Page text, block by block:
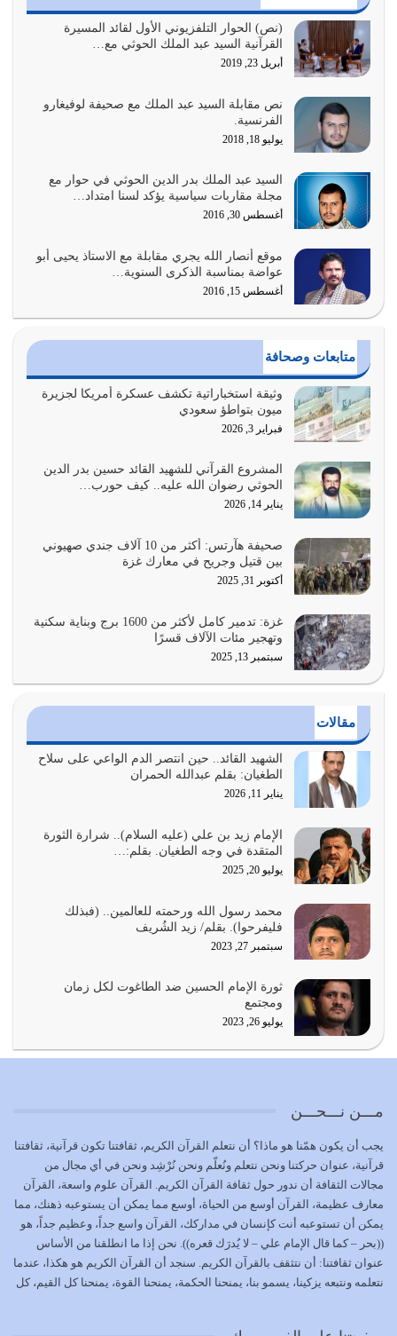
السبب الرئيسي لشقاء الأمة الابتعاد عن كتاب الله والتعدي
لحدود الله بالإضافات للدين
أغسطس 1, 2026
أبرز أسباب الشقاء هو الإعراض عن ذكر الله وعن هدى الله
المتمثل في القرآن الكريم
يوليو 31, 2026
أولياء الشيطان كلما كانوا أكثر ولاءً وطاعة للشيطان كلما كانوا
أكثر ضعفاً
يوليو 30, 2026
وعد الله تعالى من يُقتل في سبيله بالحياة الأبدية والرزق
والاستبشار والنجاة والخلود في…
يوليو 29, 2026
القرآن الكريم هو أهم مصدر لمعرفة رسول الله معرفة سيرته
معرفة شخصيته معرفة عظمته
يوليو 28, 2026
هل نحن من الصالحين؟ قيِّم نفسك هنا اترك القرآن على أصله
وأعرض نفسك، وأعرض ما لديك على…
يوليو 27, 2026
عندما يكون عدوك هو عدو الله معناه أن تكون نقاط الضعف
فيه كثيرة وسينصرك الله عليه إذا…
يوليو 26, 2026
أراد الله لهذه الأمة ان تكون خير امة أخرجت للناس بالنهوض
بالأمر بالمعروف والنهي عن…
يوليو 25, 2026
الدين الذي شرعه الله لا يجوز أن يخضع لآرائنا وأهوائنا
أي أمة تتفرق في الدين وتتفرق في كيانها معناه أنها أصبحت
أمة عاجزة عن النهوض…
يوليو 23, 2026
بحبل الله جميعاً وليس كل…
يوليو 22, 2026
يشاء ويذل من يشاء
يوليو 21, 2026
كل زمان…
يوليو 19, 2026
الوظيفة عبارة عن مسؤولية يجب النهوض بها كما ينبغي لكي
وَالْمُنْفِقِينَ…
يوليو 17, 2026
الاعتصام بحبل الله أمر إلهي للمؤمنين وهو بمثابة سبب بينهم
وبين الله يترتب عليه النصر…
يوليو 16, 2026
إما أن نحاول أن نكون من أولياء الله فيتم على أيدينا ضرب
يوليو 15, 2026
(نص) الحوار التلفزيوني الأول لقائد المسيرة
القرآنية السيد عبد الملك الحوثي مع…
أبريل 23, 2019
نص مقابلة السيد عبد الملك مع صحيفة لوفيغارو
الفرنسية.
يوليو 18, 2018
السيد عبد الملك بدر الدين الحوثي في حوار مع
مجلة مقاربات سياسية يؤكد لسنا امتداد…
أغسطس 30, 2016
موقع أنصار الله يجري مقابلة مع الاستاذ يحيى أبو
عواضة بمناسبة الذكرى السنوية…
أغسطس 15, 2016
متابعات وصحافة
وثيقة استخباراتية تكشف عسكرة أمريكا لجزيرة
ميون بتواطؤ سعودي
فبراير 3, 2026
المشروع القرآني للشهيد القائد حسين بدر الدين
الحوثي رضوان الله عليه.. كيف حورب…
يناير 14, 2026
صحيفة هآرتس: أكثر من 10 آلاف جندي صهيوني
بين قتيل وجريح في معارك غزة
أكتوبر 31, 2025
غزة: تدمير كامل لأكثر من 1600 برج وبناية سكنية
وتهجير مئات الآلاف قسرًا
سبتمبر 13, 2025
مقالات
الشهيد القائد.. حين انتصر الدم الواعي على سلاح
الطغيان: بقلم عبدالله الحمران
يناير 11, 2026
الإمام زيد بن علي (عليه السلام).. شرارة الثورة
المتقدة في وجه الطغيان. بقلم:…
يوليو 20, 2025
محمد رسول الله ورحمته للعالمين.. (فبذلك
فليفرحوا). بقلم/ زيد الشُريف
سبتمبر 27, 2023
ثورة الإمام الحسين ضد الطاغوت لكل زمان
ومجتمع
يوليو 26, 2023
مـــن نـــحـــن
يجب أن يكون همّنا هو ماذا؟ أن نتعلم القرآن الكريم، ثقافتنا تكون قرآنية، ثقافتنا
قرآنية، عنوان حركتنا ونحن نتعلم ونُعلّم ونحن نُرْشِد ونحن في أي مجال من
مجالات الثقافة أن ندور حول ثقافة القرآن الكريم. القرآن علوم واسعة، القرآن
معارف عظيمة، القرآن أوسع من الحياة، أوسع مما يمكن أن يستوعبه ذهنك، مما
يمكن أن تستوعبه أنت كإنسان في مداركك، القرآن واسع جداً، وعظيم جداً، هو
((بحر – كما قال الإمام علي – لا يُدرَك قعره)). نحن إذا ما انطلقنا من الأساس
عنوان ثقافتنا: أن نتثقف بالقرآن الكريم. سنجد أن القرآن الكريم هو هكذا، عندما
نتعلمه ونتبعه يزكينا، يسمو بنا، يمنحنا الحكمة، يمنحنا القوة، يمنحنا كل القيم، كل